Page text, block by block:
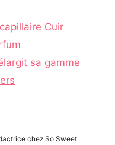
Cuir
sa gamme
chez So Sweet